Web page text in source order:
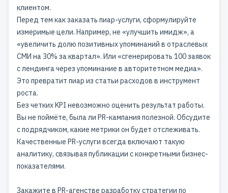
клиентом.
Перед тем как заказать пиар-услуги, сформулируйте
измеримые цели. Например, не «улучшить имидж», а
«увеличить долю позитивных упоминаний в отраслевых
СМИ на 30% за квартал». Или «сгенерировать 100 заявок
с лендинга через упоминание в авторитетном медиа».
Это превратит пиар из статьи расходов в инструмент
роста.
Без четких KPI невозможно оценить результат работы.
Вы не поймёте, была ли PR-кампания полезной. Обсудите
с подрядчиком, какие метрики он будет отслеживать.
Качественные PR-услуги всегда включают такую
аналитику, связывая публикации с конкретными бизнес-
показателями.
Закажите в PR-агенстве разработку стратегии по